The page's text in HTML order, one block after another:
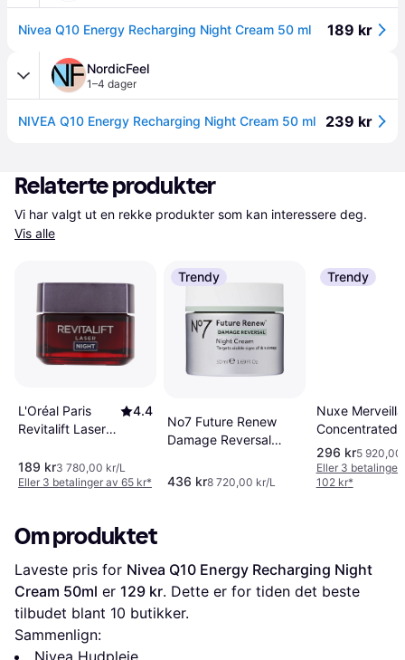
Nivea Q10 Energy Recharging Night Cream 50 ml 189 kr
NordicFeel
1–4 dager
NIVEA Q10 Energy Recharging Night Cream 50 ml 239 kr
Relaterte produkter
Vis alle
L'Oréal Paris
Revitalift Laser
AntiAgeing Care
Night 50ml
4.4
189 kr3 780,00 kr/L
Eller 3 betalinger av 65 kr*
Trendy
No7 Future Renew
Damage Reversal
436 kr8 720,00 kr/L
Trendy
Nuxe
Concentrated
Cream 50ml
296 kr5 920,00
Eller 3 betalinger
102 kr*
Om produktet
Laveste pris for Nivea Q10 Energy Recharging Night
Cream 50ml er 129 kr. Dette er for tiden det beste
tilbudet blant 10 butikker.
Sammenlign: